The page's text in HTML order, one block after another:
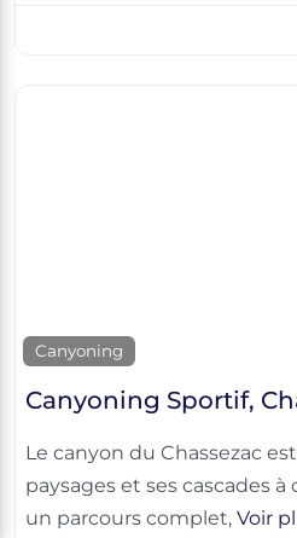
Canyoning
Canyoning Sportif,
Le canyon du Chassezac
paysages et ses cascades à
un parcours complet, Voir